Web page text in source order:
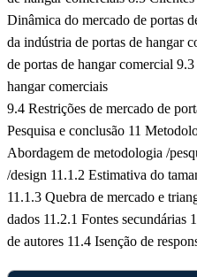
Dinâmica do mercado de portas
da indústria de portas de hangar
de portas de hangar comercial 9.3
hangar comerciais
9.4 Restrições de mercado de
Pesquisa e conclusão 11
Abordagem de metodologia /
/design 11.1.2 Estimativa do
11.1.3 Quebra de mercado e
dados 11.2.1 Fontes secundárias
de autores 11.4 Isenção de